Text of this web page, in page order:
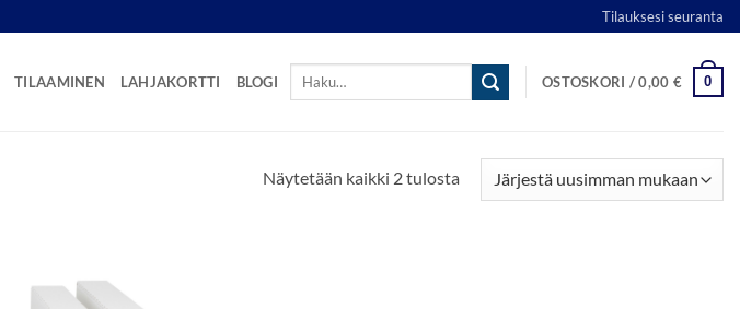
Tilauksesi seuranta
TILAAMINEN LAHJAKORTTI BLOGI
Etsi:
OSTOSKORI /0,00 € 0
Näytetään kaikki 2 tulostaSorted